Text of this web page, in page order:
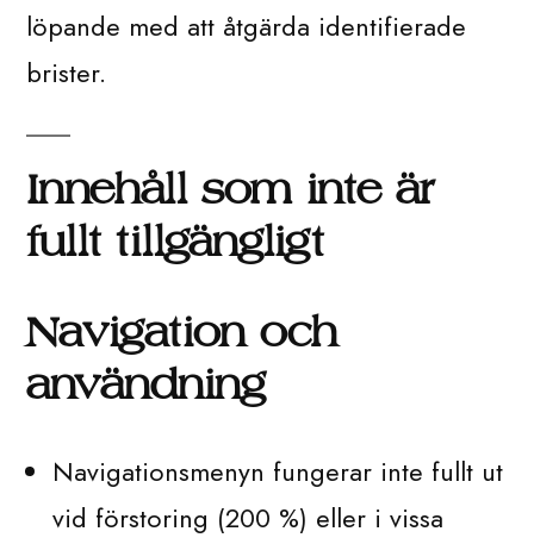
löpande med att åtgärda identifierade
brister.
Innehåll som inte är
fullt tillgängligt
Navigation och
användning
Navigationsmenyn fungerar inte fullt ut
vid förstoring (200 %) eller i vissa